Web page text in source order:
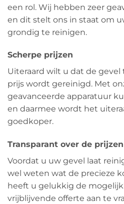
een rol. Wij hebben zeer
en dit stelt ons in staat om
grondig te reinigen.
Scherpe prijzen
Uiteraard wilt u dat de
prijs wordt gereinigd. Met
geavanceerde apparatuur
en daarmee wordt het
goedkoper.
Transparant over de prijzen
Voordat u uw gevel laat
wel weten wat de precieze
heeft u gelukkig de
vrijblijvende offerte aan te